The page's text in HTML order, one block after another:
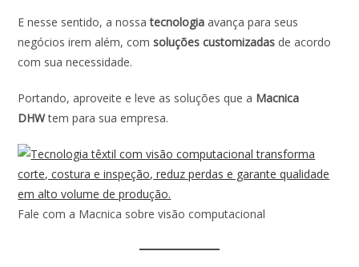
E nesse sentido, a nossatecnologiaavança para seus
negócios irem além, comsoluções customizadas de acordo
com sua necessidade.
Portando, aproveite e leve as soluções que a Macnica
DHWtem para sua empresa.
Fale com a Macnica sobre visão computacional